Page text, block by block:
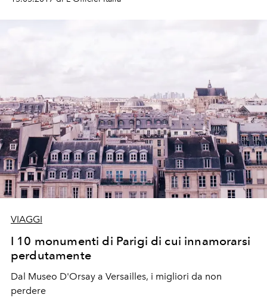
VIAGGI
I 10 monumenti di Parigi di cui innamorarsi
perdutamente
Dal Museo D'Orsay a Versailles, i migliori da non
perdere